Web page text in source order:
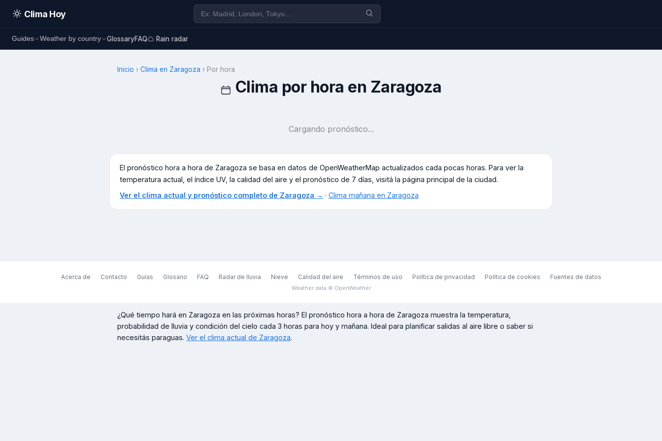
Clima Hoy
Guides Weather by country GlossaryFAQ Rain radar
Inicio › Clima en Zaragoza › Por hora
Clima por hora en Zaragoza
Cargando pronóstico...
El pronóstico hora a hora de Zaragoza se basa en datos de OpenWeatherMap actualizados cada pocas horas. Para ver la
temperatura actual, el índice UV, la calidad del aire y el pronóstico de 7 días, visitá la página principal de la ciudad.
Ver el clima actual y pronóstico completo de Zaragoza → · Clima mañana en Zaragoza
Acerca de Contacto Guías Glosario FAQ Radar de lluvia Nieve Calidad del aire Términos de uso Política de privacidad Política de cookies Fuentes de datos
Weather data © OpenWeather
¿Qué tiempo hará en Zaragoza en las próximas horas? El pronóstico hora a hora de Zaragoza muestra la temperatura,
probabilidad de lluvia y condición del cielo cada 3 horas para hoy y mañana. Ideal para planificar salidas al aire libre o saber si
necesitás paraguas. Ver el clima actual de Zaragoza.